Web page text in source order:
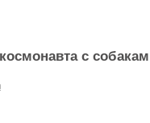
космонавта с